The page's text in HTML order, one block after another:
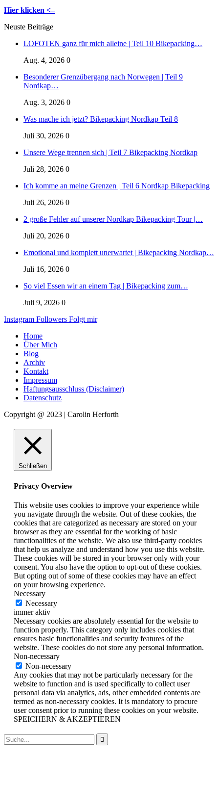
Hier klicken <–
Neuste Beiträge
LOFOTEN ganz für mich alleine | Teil 10 Bikepacking…
Aug. 4, 2026 0
Besonderer Grenzübergang nach Norwegen | Teil 9
Nordkap…
Aug. 3, 2026 0
Was mache ich jetzt? Bikepacking Nordkap Teil 8
Juli 30, 2026 0
Unsere Wege trennen sich | Teil 7 Bikepacking Nordkap
Juli 28, 2026 0
Ich komme an meine Grenzen | Teil 6 Nordkap Bikepacking
Juli 26, 2026 0
2 große Fehler auf unserer Nordkap Bikepacking Tour |…
Juli 20, 2026 0
Emotional und komplett unerwartet | Bikepacking Nordkap…
Juli 16, 2026 0
So viel Essen wir an einem Tag | Bikepacking zum…
Juli 9, 2026 0
Instagram Followers Folgt mir
Home
Über Mich
Blog
Archiv
Kontakt
Impressum
Haftungsausschluss (Disclaimer)
Datenschutz
Copyright @ 2023 | Carolin Herforth
Schließen
Privacy Overview
This website uses cookies to improve your experience while
you navigate through the website. Out of these cookies, the
cookies that are categorized as necessary are stored on your
browser as they are essential for the working of basic
functionalities of the website. We also use third-party cookies
that help us analyze and understand how you use this website.
These cookies will be stored in your browser only with your
consent. You also have the option to opt-out of these cookies.
But opting out of some of these cookies may have an effect
on your browsing experience.
Necessary
Necessary
immer aktiv
Necessary cookies are absolutely essential for the website to
function properly. This category only includes cookies that
ensures basic functionalities and security features of the
website. These cookies do not store any personal information.
Non-necessary
Non-necessary
Any cookies that may not be particularly necessary for the
website to function and is used specifically to collect user
personal data via analytics, ads, other embedded contents are
termed as non-necessary cookies. It is mandatory to procure
user consent prior to running these cookies on your website.
SPEICHERN & AKZEPTIEREN